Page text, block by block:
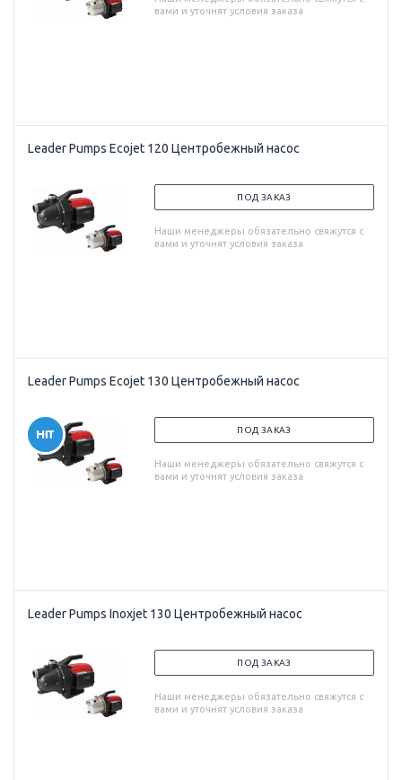
вами и уточнят условия заказа
Leader Pumps Ecojet 120 Центробежный насос
ПОД ЗАКАЗ
Наши менеджеры обязательно свяжутся с
вами и уточнят условия заказа
Leader Pumps Ecojet 130 Центробежный насос
ПОД ЗАКАЗ
Наши менеджеры обязательно свяжутся с
вами и уточнят условия заказа
Leader Pumps Inoxjet 130 Центробежный насос
ПОД ЗАКАЗ
Наши менеджеры обязательно свяжутся с
вами и уточнят условия заказа